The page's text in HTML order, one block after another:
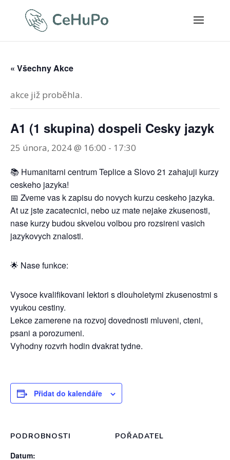
« Všechny Akce
akce již proběhla.
A1 (1 skupina) dospeli Cesky jazyk
25 února, 2024 @ 16:00 - 17:30
📚 Humanitarni centrum Teplice a Slovo 21 zahajuji kurzy
ceskeho jazyka!
📅 Zveme vas k zapisu do novych kurzu ceskeho jazyka.
At uz jste zacatecnici, nebo uz mate nejake zkusenosti,
nase kurzy budou skvelou volbou pro rozsireni vasich
jazykovych znalosti.
🌟 Nase funkce:
Vysoce kvalifikovani lektori s dlouholetymi zkusenostmi s
vyukou cestiny.
Lekce zamerene na rozvoj dovednosti mluveni, cteni,
psani a porozumeni.
Vyhodny rozvrh hodin dvakrat tydne.
Přidat do kalendáře
PODROBNOSTI
Datum:
POŘADATEL